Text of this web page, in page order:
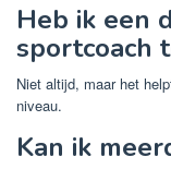
Heb ik een
sportcoach
Niet altijd, maar het
niveau.
Kan ik